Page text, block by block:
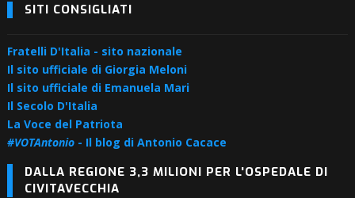
SITI CONSIGLIATI
Fratelli D'Italia - sito nazionale
Il sito ufficiale di Giorgia Meloni
Il sito ufficiale di Emanuela Mari
Il Secolo D'Italia
La Voce del Patriota
#VOTAntonio- Il blog di Antonio Cacace
DALLA REGIONE 3,3 MILIONI PER L'OSPEDALE DI
CIVITAVECCHIA